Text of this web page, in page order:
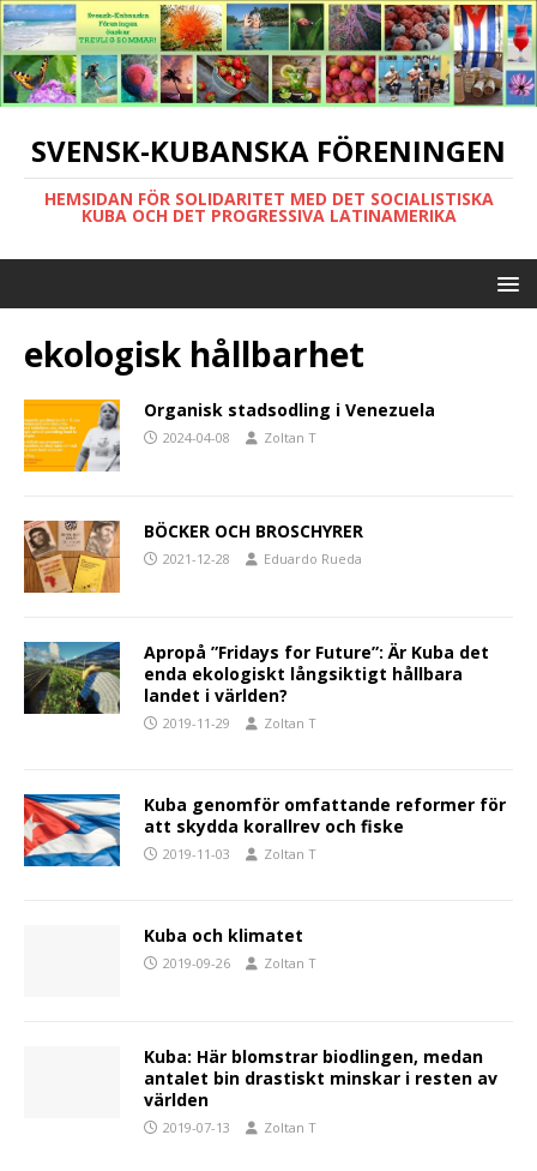
SVENSK-KUBANSKA FÖRENINGEN
HEMSIDAN FÖR SOLIDARITET MED DET SOCIALISTISKA
KUBA OCH DET PROGRESSIVA LATINAMERIKA
ekologisk hållbarhet
Organisk stadsodling i Venezuela
2024-04-08 Zoltan T
BÖCKER OCH BROSCHYRER
2021-12-28 Eduardo Rueda
Apropå ”Fridays for Future”: Är Kuba det
enda ekologiskt långsiktigt hållbara
landet i världen?
2019-11-29 Zoltan T
Kuba genomför omfattande reformer för
att skydda korallrev och fiske
2019-11-03 Zoltan T
Kuba och klimatet
2019-09-26 Zoltan T
Kuba: Här blomstrar biodlingen, medan
antalet bin drastiskt minskar i resten av
världen
2019-07-13 Zoltan T